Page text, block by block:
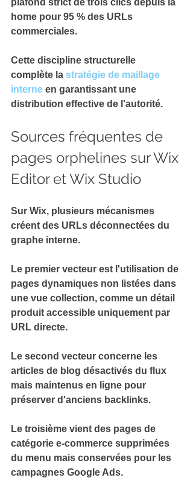
home pour 95 % des URLs
commerciales.
Cette discipline structurelle
complète la stratégie de maillage
interne en garantissant une
distribution effective de l'autorité.
Sources fréquentes de
pages orphelines sur Wix
Editor et Wix Studio
Sur Wix, plusieurs mécanismes
créent des URLs déconnectées du
graphe interne.
Le premier vecteur est l'utilisation de
pages dynamiques non listées dans
une vue collection, comme un détail
produit accessible uniquement par
URL directe.
Le second vecteur concerne les
articles de blog désactivés du flux
mais maintenus en ligne pour
préserver d'anciens backlinks.
Le troisième vient des pages de
catégorie e-commerce supprimées
du menu mais conservées pour les
campagnes Google Ads.